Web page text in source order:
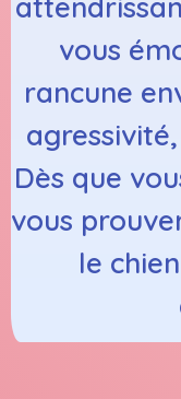
vous
rancune
Dès que
vous
le